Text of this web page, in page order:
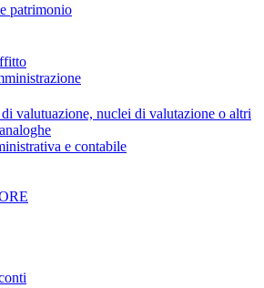
patrimonio
valutuazione, nuclei di valutazione o altri
e contabile